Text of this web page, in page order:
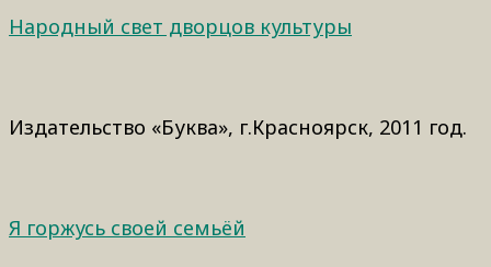
Народный свет дворцов культуры
Издательство «Буква», г.Красноярск, 2011 год.
Я горжусь своей семьёй